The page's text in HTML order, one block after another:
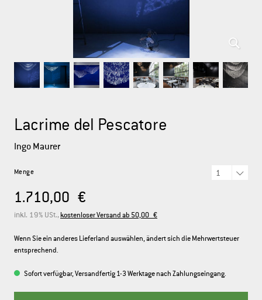
Lacrime del Pescatore
Ingo Maurer
Menge
1.710,00 €
inkl. 19% USt.,kostenloser Versand ab 50,00 €
Wenn Sie ein anderes Lieferland auswählen, ändert sich die Mehrwertsteuer
entsprechend.
Sofort verfügbar, Versandfertig 1-3 Werktage nach Zahlungseingang.